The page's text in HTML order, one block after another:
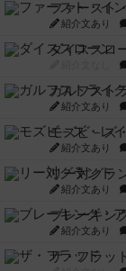
ファースト
紹介文あり
ダイススロ
ガルフスト
紹介文あり
モズビ－ズ
紹介文あり
リー対グラ
紹介文あり
ブレーキン
紹介文あり
ザ・フラッ